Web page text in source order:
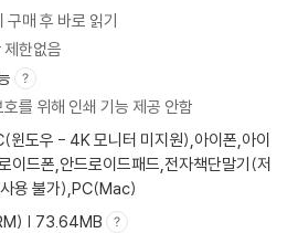
능력 높이는 꿀팁
는 시지각 발달 4주 홈프로그램
감각운동
고요?
확인이 필요해요
형성의 첫걸음이에요
구매 후 바로 읽기
제한없음
를 위해 인쇄 기능 제공 안함
윈도우 - 4K 모니터 미지원),아이폰,아이
이드폰,안드로이드패드,전자책단말기(저
용 불가),PC(Mac)
| 73.64MB